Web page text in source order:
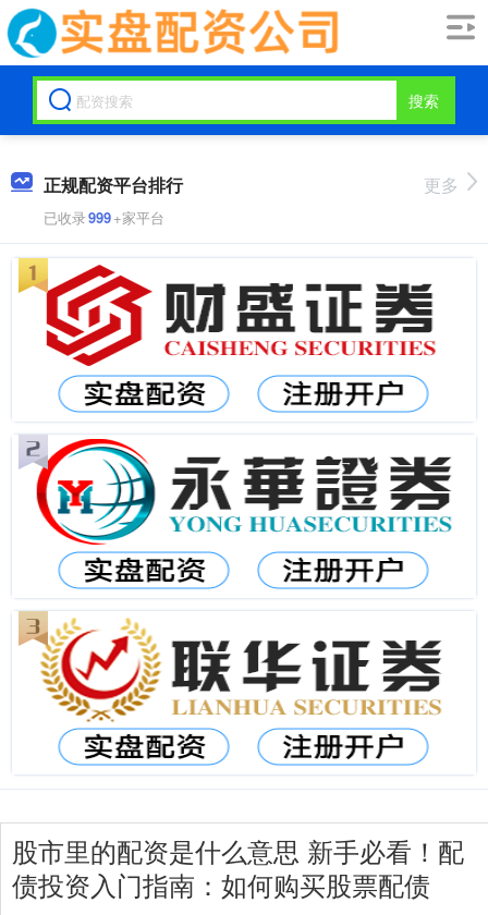
搜索
正规配资平台排行
已收录999+家平台
更多
股市里的配资是什么意思 新手必看！配
债投资入门指南：如何购买股票配债